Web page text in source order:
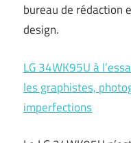
bureau de rédaction
design.
LG 34WK95U à
les graphistes,
imperfections